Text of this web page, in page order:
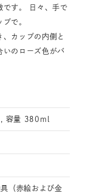
です。 日々、手で
で。
カップの内側と
いのローズ色がバ
容量 380ml
（赤絵および金